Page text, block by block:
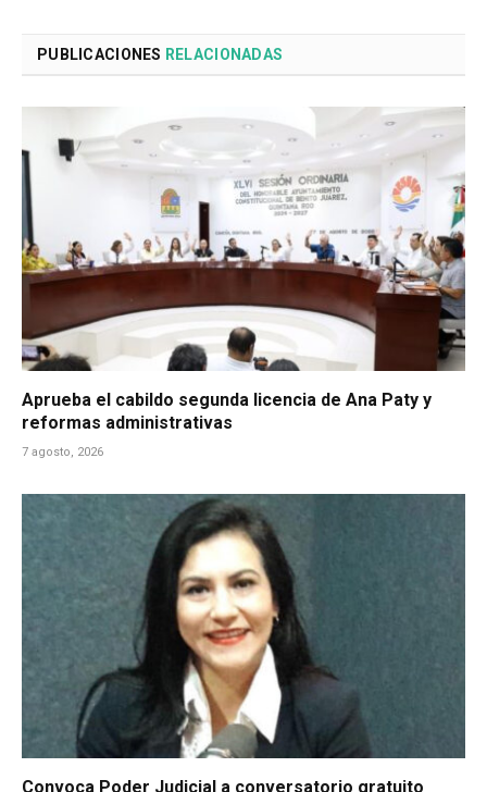
PUBLICACIONES RELACIONADAS
Aprueba el cabildo segunda licencia de Ana Paty y
reformas administrativas
7 agosto, 2026
Convoca Poder Judicial a conversatorio gratuito